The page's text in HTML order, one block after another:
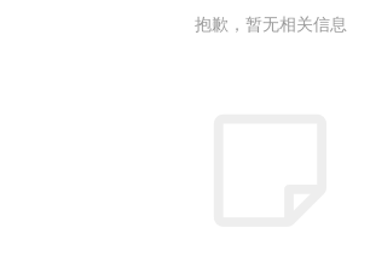
抱歉，暂无相关信息